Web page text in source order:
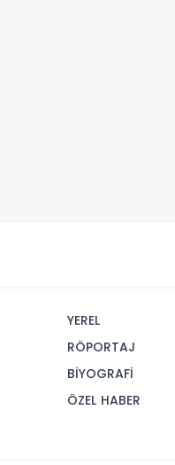
YEREL
RÖPORTAJ
BİYOGRAFİ
ÖZEL HABER